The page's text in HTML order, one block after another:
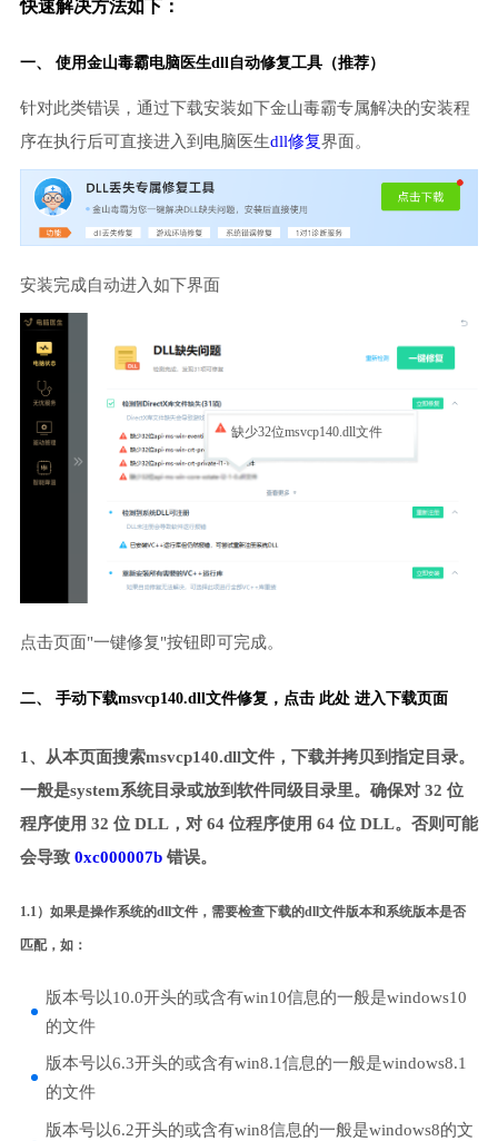
快速解决方法如下：
一、 使用金山毒霸电脑医生dll自动修复工具（推荐）
针对此类错误，通过下载安装如下金山毒霸专属解决的安装程
序在执行后可直接进入到电脑医生dll修复界面。
安装完成自动进入如下界面
缺少32位msvcp140.dll文件
点击页面"一键修复"按钮即可完成。
二、 手动下载msvcp140.dll文件修复， 点击 此处 进入下载页面
1、从本页面搜索msvcp140.dll文件，下载并拷贝到指定目录。
一般是system系统目录或放到软件同级目录里。确保对 32 位
程序使用 32 位 DLL，对 64 位程序使用 64 位 DLL。否则可能
会导致 0xc000007b错误。
1.1）如果是操作系统的dll文件，需要检查下载的dll文件版本和系统版本是否
匹配，如：
版本号以10.0开头的或含有win10信息的一般是windows10
的文件
版本号以6.3开头的或含有win8.1信息的一般是windows8.1
的文件
版本号以6.2开头的或含有win8信息的一般是windows8的文